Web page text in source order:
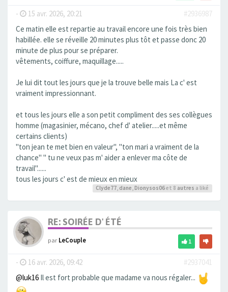
- 15 avr. 2026, 20:21
#2936987
Ce matin elle est repartie au travail encore une fois très bien
habillée. elle se réveille 20 minutes plus tôt et passe donc 20
minute de plus pour se préparer.
vêtements, coiffure, maquillage.....
Je lui dit tout les jours que je la trouve belle mais La c' est
vraiment impressionnant.
et tous les jours elle a son petit compliment des ses collègues
homme (magasinier, mécano, chef d' atelier.....et même
certains clients)
"ton jean te met bien en valeur", "ton mari a vraiment de la
chance" " tu ne veux pas m' aider a enlever ma côte de
travail"......
tous les jours c' est de mieux en mieux
Clyde77, dane, Dionysos06et 8 autres a liké
RE: SOIRÉE D' ÉTÉ
parLeCouple 1
- 16 avr. 2026, 09:42
#2937041
@luk16 Il est fort probable que madame va nous régaler...